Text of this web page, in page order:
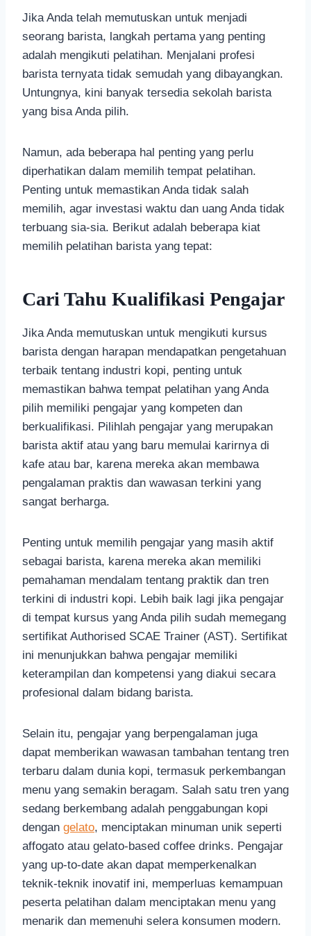
Jika Anda telah memutuskan untuk menjadi
seorang barista, langkah pertama yang penting
adalah mengikuti pelatihan. Menjalani profesi
barista ternyata tidak semudah yang dibayangkan.
Untungnya, kini banyak tersedia sekolah barista
yang bisa Anda pilih.
Namun, ada beberapa hal penting yang perlu
diperhatikan dalam memilih tempat pelatihan.
Penting untuk memastikan Anda tidak salah
memilih, agar investasi waktu dan uang Anda tidak
terbuang sia-sia. Berikut adalah beberapa kiat
memilih pelatihan barista yang tepat:
Cari Tahu Kualifikasi Pengajar
Jika Anda memutuskan untuk mengikuti kursus
barista dengan harapan mendapatkan pengetahuan
terbaik tentang industri kopi, penting untuk
memastikan bahwa tempat pelatihan yang Anda
pilih memiliki pengajar yang kompeten dan
berkualifikasi. Pilihlah pengajar yang merupakan
barista aktif atau yang baru memulai karirnya di
kafe atau bar, karena mereka akan membawa
pengalaman praktis dan wawasan terkini yang
sangat berharga.
Penting untuk memilih pengajar yang masih aktif
sebagai barista, karena mereka akan memiliki
pemahaman mendalam tentang praktik dan tren
terkini di industri kopi. Lebih baik lagi jika pengajar
di tempat kursus yang Anda pilih sudah memegang
sertifikat Authorised SCAE Trainer (AST). Sertifikat
ini menunjukkan bahwa pengajar memiliki
keterampilan dan kompetensi yang diakui secara
profesional dalam bidang barista.
Selain itu, pengajar yang berpengalaman juga
dapat memberikan wawasan tambahan tentang tren
terbaru dalam dunia kopi, termasuk perkembangan
menu yang semakin beragam. Salah satu tren yang
sedang berkembang adalah penggabungan kopi
dengan gelato, menciptakan minuman unik seperti
affogato atau gelato-based coffee drinks. Pengajar
yang up-to-date akan dapat memperkenalkan
teknik-teknik inovatif ini, memperluas kemampuan
peserta pelatihan dalam menciptakan menu yang
menarik dan memenuhi selera konsumen modern.